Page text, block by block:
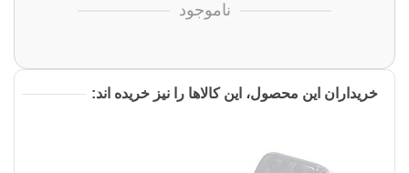
ناموجود
خریداران این محصول، این کالاها را نیز خریده اند: